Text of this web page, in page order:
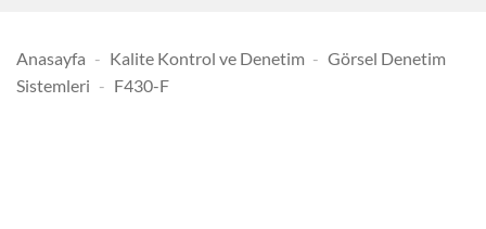
Anasayfa - Kalite Kontrol ve Denetim - Görsel Denetim
Sistemleri - F430-F